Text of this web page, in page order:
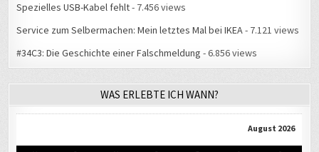
Spezielles USB-Kabel fehlt- 7.456 views
Service zum Selbermachen: Mein letztes Mal bei IKEA- 7.121 views
#34C3: Die Geschichte einer Falschmeldung - 6.856 views
WAS ERLEBTE ICH WANN?
August 2026